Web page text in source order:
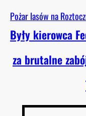
Pożar lasów na
Były kierowca
za brutalne